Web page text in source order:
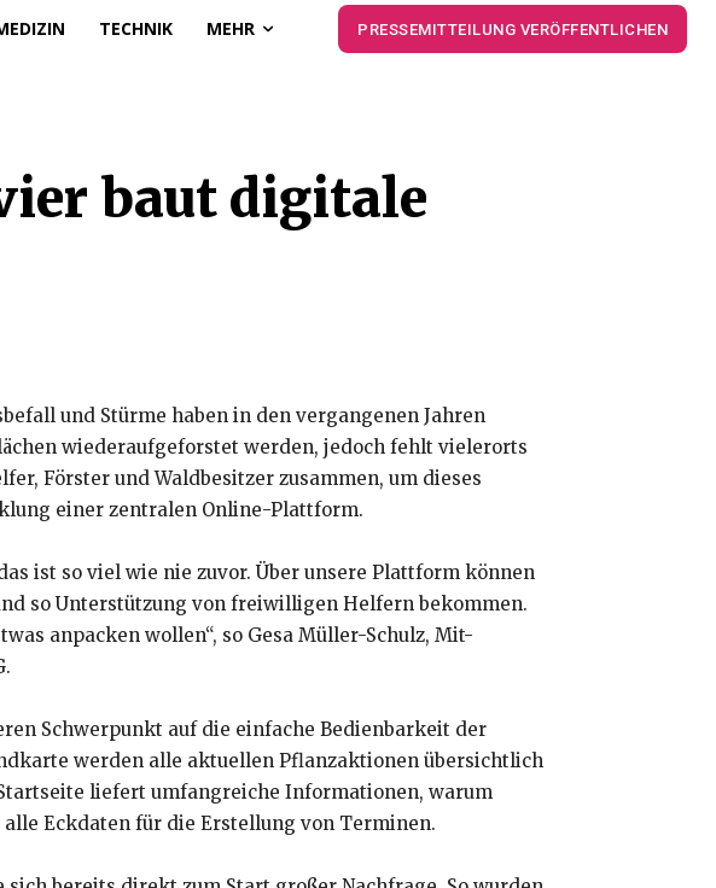
TECHNIK MEHR PRESSEMITTEILUNG VERÖFFENTLICHEN
baut digitale
und Stürme haben in den vergangenen Jahren
wiederaufgeforstet werden, jedoch fehlt vielerorts
Förster und Waldbesitzer zusammen, um dieses
einer zentralen Online-Plattform.
ist so viel wie nie zuvor. Über unsere Plattform können
so Unterstützung von freiwilligen Helfern bekommen.
anpacken wollen“, so Gesa Müller-Schulz, Mit-
Schwerpunkt auf die einfache Bedienbarkeit der
werden alle aktuellen Pflanzaktionen übersichtlich
liefert umfangreiche Informationen, warum
Eckdaten für die Erstellung von Terminen.